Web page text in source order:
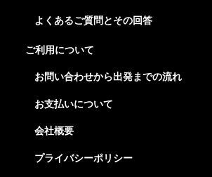
よくあるご質問とその回答
ご利用について
お問い合わせから出発までの流れ
お支払いについて
会社概要
プライバシーポリシー